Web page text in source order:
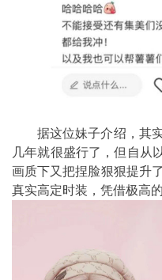
据这位妹子介绍，其
几年就很盛行了，但自从
画质下又把捏脸狠狠提升
真实高定时装，凭借极高